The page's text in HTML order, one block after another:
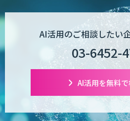
AI活用のご相談したい
03-6452-
AI活用を無料